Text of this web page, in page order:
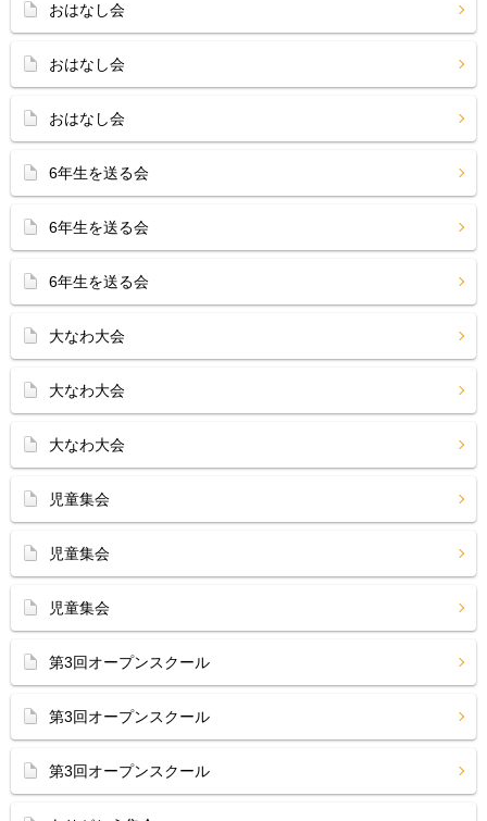
おはなし会
おはなし会
おはなし会
6年生を送る会
6年生を送る会
6年生を送る会
大なわ大会
大なわ大会
大なわ大会
児童集会
児童集会
児童集会
第3回オープンスクール
第3回オープンスクール
第3回オープンスクール